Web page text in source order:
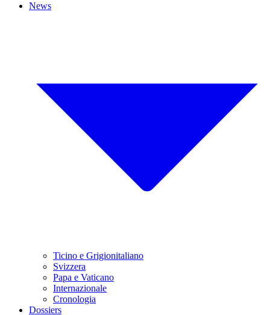
News
Ticino e Grigionitaliano
Svizzera
Papa e Vaticano
Internazionale
Cronologia
Dossiers